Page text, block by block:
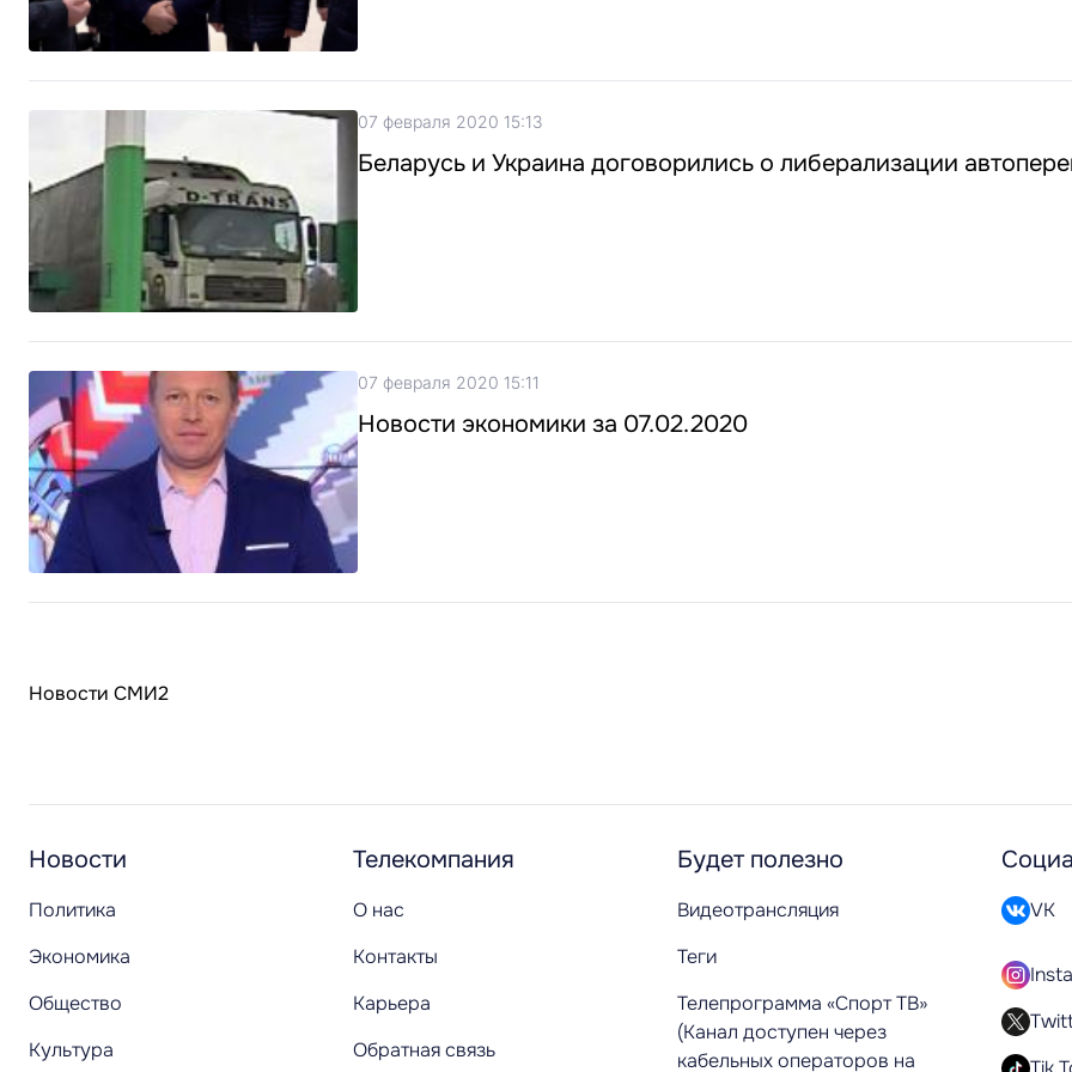
07 февраля 2020 15:13
Беларусь и Украина договорились о либерализации
07 февраля 2020 15:11
Новости экономики за 07.02.2020
Новости СМИ2
Новости
Политика
Экономика
Общество
Культура
Телекомпания
О нас
Контакты
Карьера
Обратная связь
Будет полезно
Видеотрансляция
Теги
Телепрограмма «Спорт ТВ»
(Канал доступен через
кабельных операторов на
VK